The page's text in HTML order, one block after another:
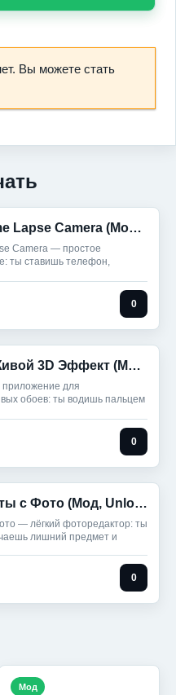
Вы можете стать
Framelapse: Time Lapse Camera (Мод, Unlocked)
Camera — простое
ты ставишь телефон,
0
Обои, фоны - Живой 3D Эффект (Мод, Unlocked)
для
обоев: ты водишь пальцем
0
Удалить Объекты с Фото (Мод, Unlocked)
— лёгкий фоторедактор: ты
лишний предмет и
0
Мод